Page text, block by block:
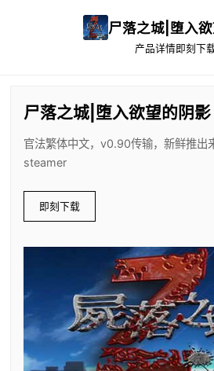
尸落之城|堕入
产品详情即刻下
尸落之城|堕入欲望的阴影
官法繁体中文，v0.90传输，新鲜推出
steamer
即刻下载